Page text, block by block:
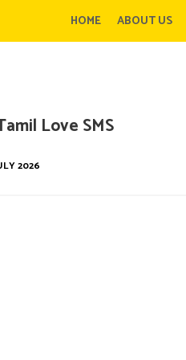
HOME ABOUT US
Love SMS
2026